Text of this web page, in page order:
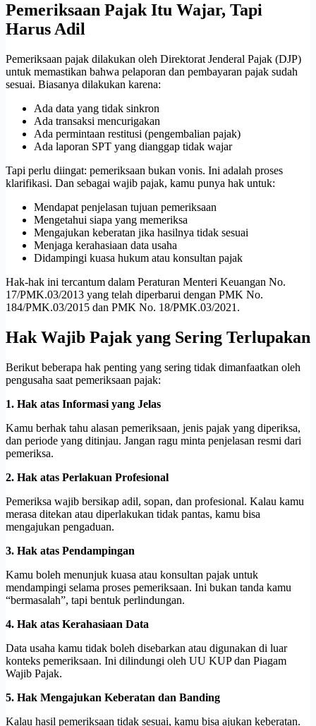
Pemeriksaan Pajak Itu Wajar, Tapi
Harus Adil
Pemeriksaan pajak dilakukan oleh Direktorat Jenderal Pajak (DJP)
untuk memastikan bahwa pelaporan dan pembayaran pajak sudah
sesuai. Biasanya dilakukan karena:
Ada data yang tidak sinkron
Ada transaksi mencurigakan
Ada permintaan restitusi (pengembalian pajak)
Ada laporan SPT yang dianggap tidak wajar
Tapi perlu diingat: pemeriksaan bukan vonis. Ini adalah proses
klarifikasi. Dan sebagai wajib pajak, kamu punya hak untuk:
Mendapat penjelasan tujuan pemeriksaan
Mengetahui siapa yang memeriksa
Mengajukan keberatan jika hasilnya tidak sesuai
Menjaga kerahasiaan data usaha
Didampingi kuasa hukum atau konsultan pajak
Hak-hak ini tercantum dalam Peraturan Menteri Keuangan No.
17/PMK.03/2013 yang telah diperbarui dengan PMK No.
184/PMK.03/2015 dan PMK No. 18/PMK.03/2021.
Hak Wajib Pajak yang Sering Terlupakan
Berikut beberapa hak penting yang sering tidak dimanfaatkan oleh
pengusaha saat pemeriksaan pajak:
1. Hak atas Informasi yang Jelas
Kamu berhak tahu alasan pemeriksaan, jenis pajak yang diperiksa,
dan periode yang ditinjau. Jangan ragu minta penjelasan resmi dari
pemeriksa.
2. Hak atas Perlakuan Profesional
Pemeriksa wajib bersikap adil, sopan, dan profesional. Kalau kamu
merasa ditekan atau diperlakukan tidak pantas, kamu bisa
mengajukan pengaduan.
3. Hak atas Pendampingan
Kamu boleh menunjuk kuasa atau konsultan pajak untuk
mendampingi selama proses pemeriksaan. Ini bukan tanda kamu
“bermasalah”, tapi bentuk perlindungan.
4. Hak atas Kerahasiaan Data
Data usaha kamu tidak boleh disebarkan atau digunakan di luar
konteks pemeriksaan. Ini dilindungi oleh UU KUP dan Piagam
Wajib Pajak.
5. Hak Mengajukan Keberatan dan Banding
Kalau hasil pemeriksaan tidak sesuai, kamu bisa ajukan keberatan.